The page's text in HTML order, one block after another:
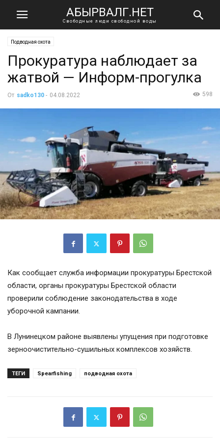
АБЫРВАЛГ.НЕТ
Свободные люди свободной воды
Подводная охота
Прокуратура наблюдает за
жатвой — Информ-прогулка
От sadko130 - 04.08.2022 598
Как сообщает служба информации прокуратуры Брестской
области, органы прокуратуры Брестской области
проверили соблюдение законодательства в ходе
уборочной кампании.
В Лунинецком районе выявлены упущения при подготовке
зерноочистительно-сушильных комплексов хозяйств.
ТЕГИ Spearfishing подводная охота